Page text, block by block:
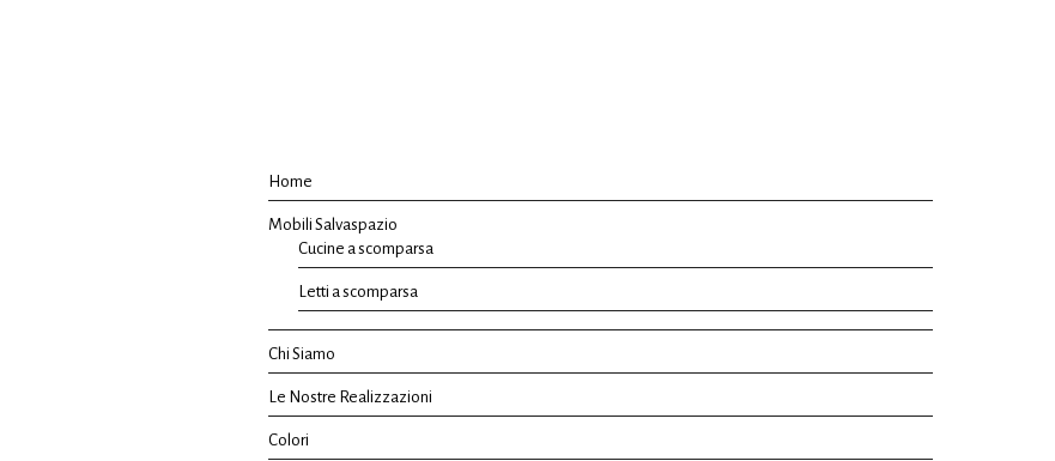
Home
Mobili Salvaspazio
Cucine a scomparsa
Letti a scomparsa
Chi Siamo
Le Nostre Realizzazioni
Colori